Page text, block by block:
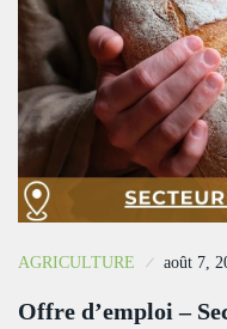
AGRICULTURE août 7,
Offre d’emploi –